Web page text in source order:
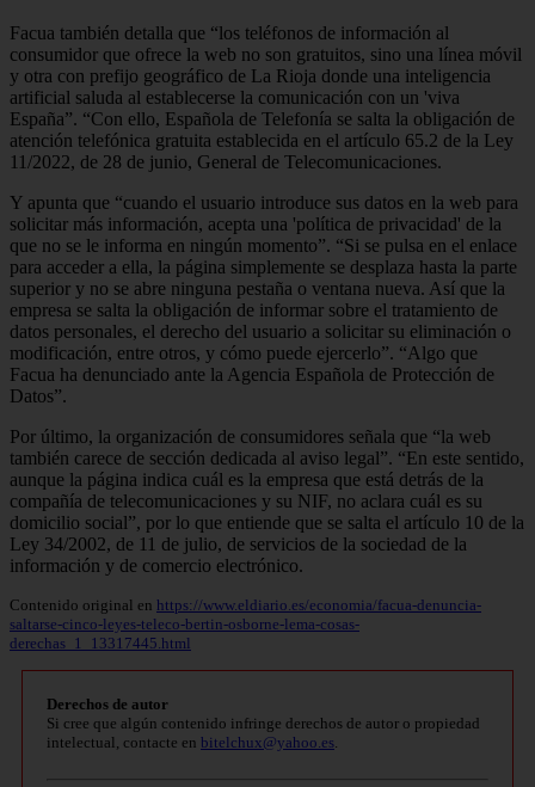
Facua también detalla que “los teléfonos de información al
consumidor que ofrece la web no son gratuitos, sino una línea móvil
y otra con prefijo geográfico de La Rioja donde una inteligencia
artificial saluda al establecerse la comunicación con un 'viva
España”. “Con ello, Española de Telefonía se salta la obligación de
atención telefónica gratuita establecida en el artículo 65.2 de la Ley
11/2022, de 28 de junio, General de Telecomunicaciones.
Y apunta que “cuando el usuario introduce sus datos en la web para
solicitar más información, acepta una 'política de privacidad' de la
que no se le informa en ningún momento”. “Si se pulsa en el enlace
para acceder a ella, la página simplemente se desplaza hasta la parte
superior y no se abre ninguna pestaña o ventana nueva. Así que la
empresa se salta la obligación de informar sobre el tratamiento de
datos personales, el derecho del usuario a solicitar su eliminación o
modificación, entre otros, y cómo puede ejercerlo”. “Algo que
Facua ha denunciado ante la Agencia Española de Protección de
Datos”.
Por último, la organización de consumidores señala que “la web
también carece de sección dedicada al aviso legal”. “En este sentido,
aunque la página indica cuál es la empresa que está detrás de la
compañía de telecomunicaciones y su NIF, no aclara cuál es su
domicilio social”, por lo que entiende que se salta el artículo 10 de la
Ley 34/2002, de 11 de julio, de servicios de la sociedad de la
información y de comercio electrónico.
Contenido original en https://www.eldiario.es/economia/facua-denuncia-
saltarse-cinco-leyes-teleco-bertin-osborne-lema-cosas-
derechas_1_13317445.html
Derechos de autor
Si cree que algún contenido infringe derechos de autor o propiedad
intelectual, contacte en bitelchux@yahoo.es